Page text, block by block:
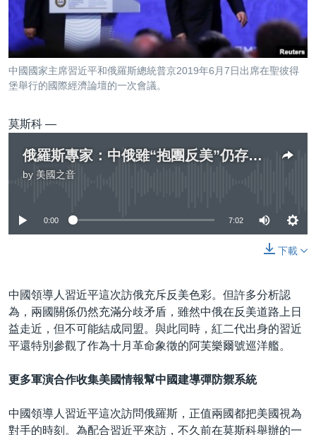
檢
國際
經貿
視頻
每日視頻新聞
美國專訊
視頻存檔
音頻
新聞音頻
海外港人
建國史話
國語
關注我們
其他語言網站
中國國家主席習近平和俄羅斯總統普京2019年6月7日出席在聖彼得
堡舉行的國際經濟論壇的一次會議。
莫斯科 —
俄羅斯專家：中俄雖“抱團反美”仍存在分歧矛盾
by 美國之音
0:00 7:02
下載
中國領導人習近平這次訪俄充斥反美色彩。但許多分析認
為，兩國關係仍然充滿分歧矛盾，雖然中俄在反美道路上日
益走近，但不可能結成同盟。與此同時，紅二代出身的習近
平還特別參觀了作為十月革命象徵的阿芙樂爾號巡洋艦。
更多軍演合作收集美國情報幫中國建導彈防禦系統
中國領導人習近平這次訪問俄羅斯，正值兩國都把美國視為
對手的時刻。為配合習近平來訪，不久前在莫斯科舉辦的一